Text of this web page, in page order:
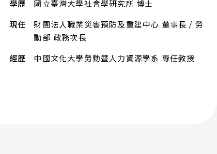
學歷
國立臺灣大學社會學研究所 博士
現任
財團法人職業災害預防及重建中心 董事長 / 勞
動部 政務次長
經歷
中國文化大學勞動暨人力資源學系 專任教授